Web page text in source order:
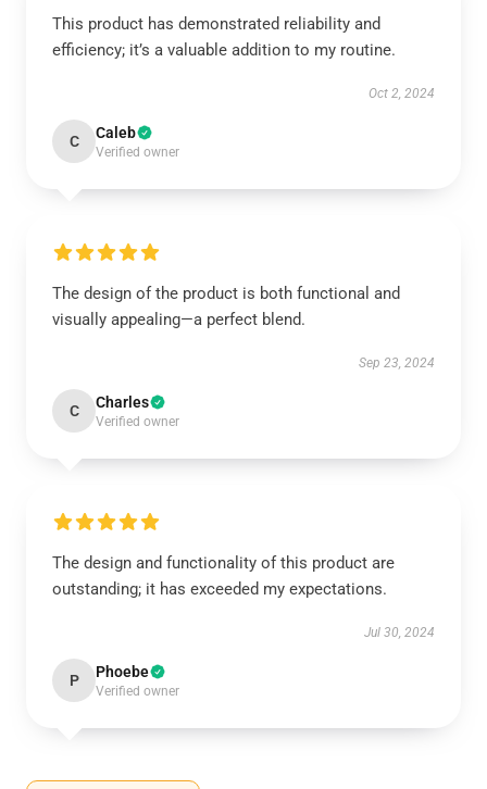
This product has demonstrated reliability and
efficiency; it’s a valuable addition to my routine.
Oct 2, 2024
C Caleb
Verified owner
The design of the product is both functional and
visually appealing—a perfect blend.
Sep 23, 2024
C Charles
Verified owner
The design and functionality of this product are
outstanding; it has exceeded my expectations.
Jul 30, 2024
P Phoebe
Verified owner